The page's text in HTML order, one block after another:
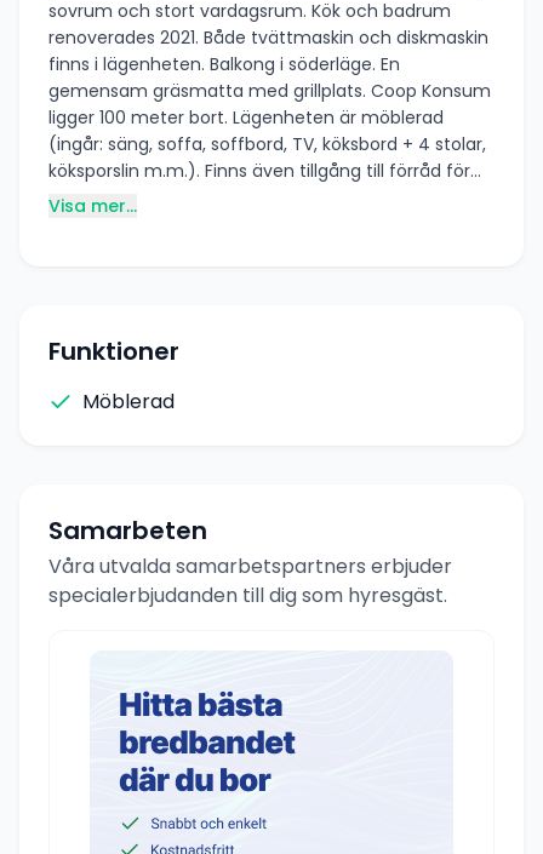
sovrum och stort vardagsrum. Kök och badrum
renoverades 2021. Både tvättmaskin och diskmaskin
finns i lägenheten. Balkong i söderläge. En
gemensam gräsmatta med grillplats. Coop Konsum
ligger 100 meter bort. Lägenheten är möblerad
(ingår: säng, soffa, soffbord, TV, köksbord + 4 stolar,
köksporslin m.m.). Finns även tillgång till förråd för
Visa mer...
Funktioner
Möblerad
Samarbeten
Våra utvalda samarbetspartners erbjuder
specialerbjudanden till dig som hyresgäst.